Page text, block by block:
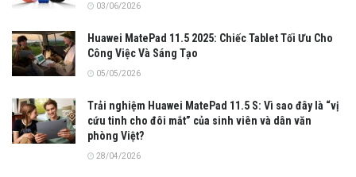
03/06/2026
Huawei MatePad 11.5 2025: Chiếc Tablet Tối Ưu Cho
Công Việc Và Sáng Tạo
05/05/2026
Trải nghiệm Huawei MatePad 11.5 S: Vì sao đây là “vị
cứu tinh cho đôi mắt” của sinh viên và dân văn
phòng Việt?
28/04/2026